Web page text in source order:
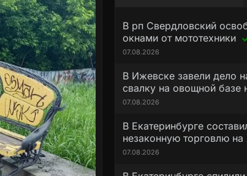
В рп Свердловский
окнами от мототехники
07.08.2026
В Ижевске завели дело
свалку на овощной базе
07.08.2026
В Екатеринбурге
незаконную торговлю на
07.08.2026